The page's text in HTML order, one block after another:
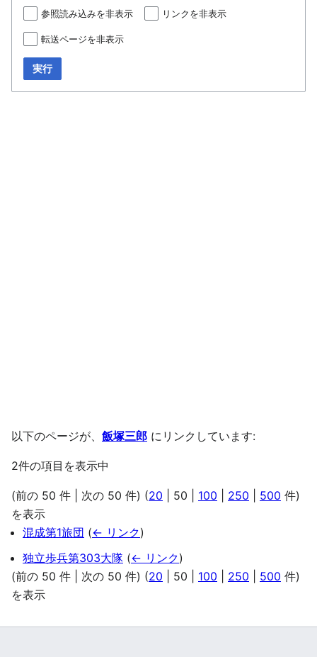
参照読み込みを非表示 リンクを非表示
転送ページを非表示
実行
以下のページが、 飯塚三郎 にリンクしています:
2件の項目を表示中
(前の 50 件 次の 50 件) (20 50 100 250 500 件)
を表示
混成第1旅団 (← リンク)
独立歩兵第303大隊 (← リンク)
(前の 50 件 次の 50 件) (20 50 100 250 500 件)
を表示